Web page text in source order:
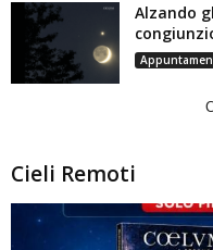
Alzando
Cieli Remoti